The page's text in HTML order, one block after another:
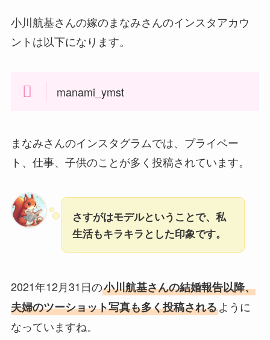
小川航基さんの嫁のまなみさんのインスタアカウ
ントは以下になります。
manami_ymst
まなみさんのインスタグラムでは、プライベー
ト、仕事、子供のことが多く投稿されています。
さすがはモデルということで、私
生活もキラキラとした印象です。
2021年12月31日の小川航基さんの結婚報告以降、
夫婦のツーショット写真も多く投稿されるように
なっていますね。